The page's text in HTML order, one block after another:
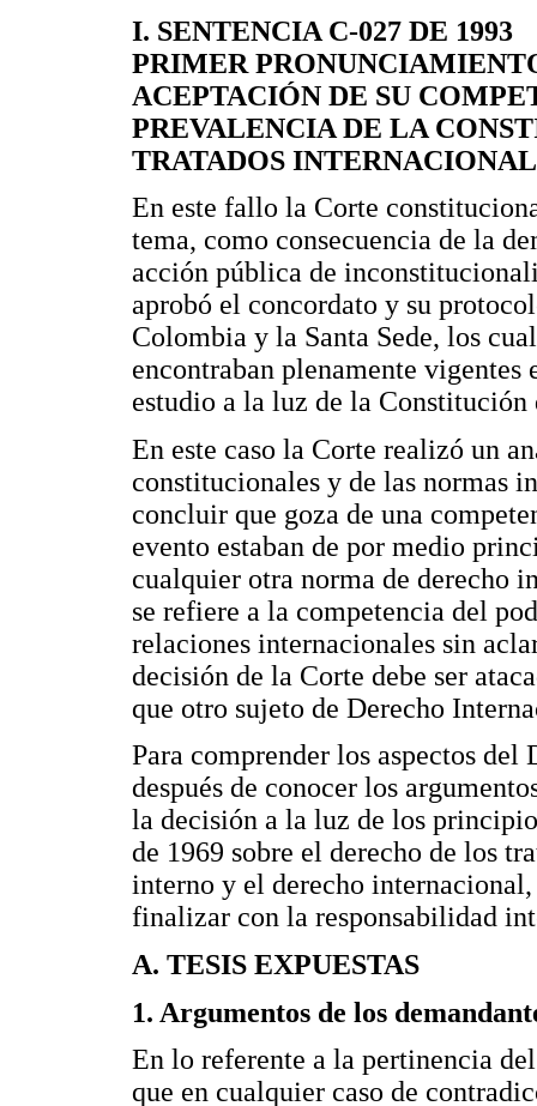
I. SENTENCIA C-027 DE 1993
PRIMER
ACEPTACIÓN DE SU
PREVALENCIA DE LA
TRATADOS
En este fallo la Corte
tema, como consecuencia de la
acción pública de
aprobó el concordato y su
Colombia y la Santa Sede, los
encontraban plenamente
estudio a la luz de la Constitución
En este caso la Corte realizó un
constitucionales y de las normas
concluir que goza de una
evento estaban de por medio
cualquier otra norma de derecho
se refiere a la competencia del
relaciones internacionales sin
decisión de la Corte debe ser
que otro sujeto de Derecho
Para comprender los aspectos
después de conocer los
la decisión a la luz de los
de 1969 sobre el derecho de los
interno y el derecho
finalizar con la responsabilidad
A. TESIS EXPUESTAS
1. Argumentos de los
En lo referente a la pertinencia
que en cualquier caso de